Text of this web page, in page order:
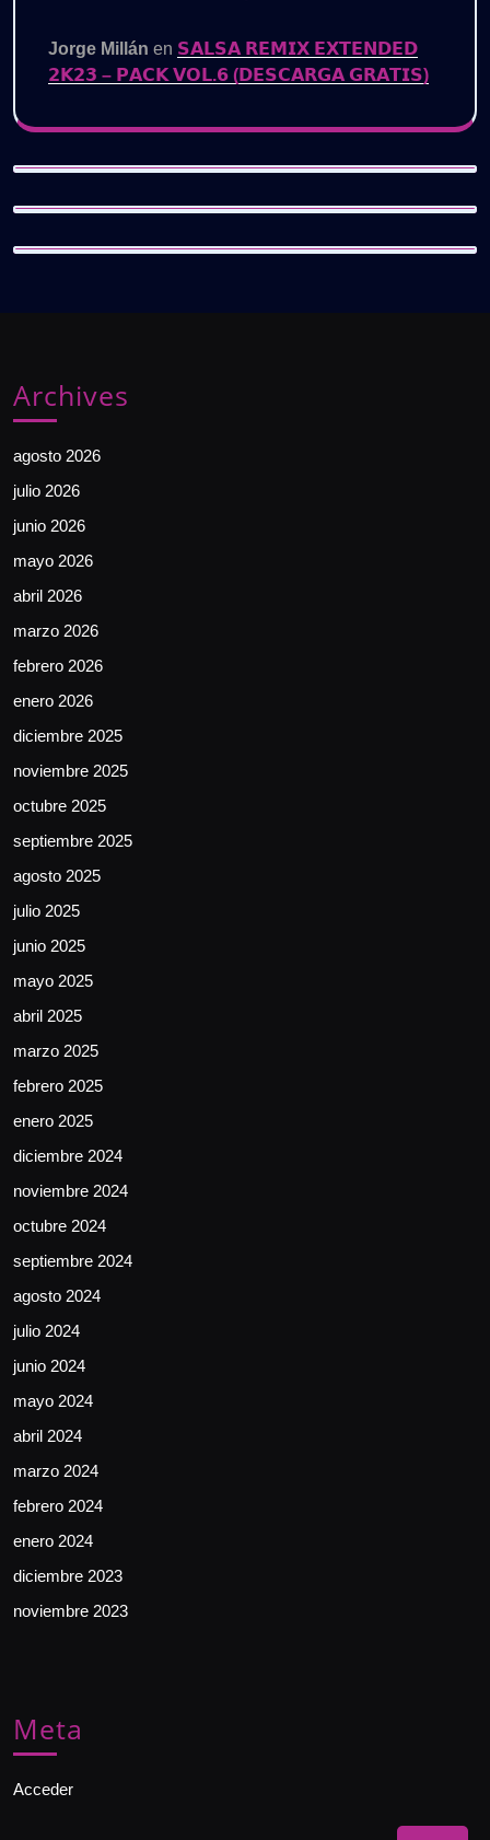
Jorge Millán en 𝗦𝗔𝗟𝗦𝗔 𝗥𝗘𝗠𝗜𝗫 𝗘𝗫𝗧𝗘𝗡𝗗𝗘𝗗
𝟮𝗞𝟮𝟯 – 𝗣𝗔𝗖𝗞 𝗩𝗢𝗟.𝟲 (𝗗𝗘𝗦𝗖𝗔𝗥𝗚𝗔 𝗚𝗥𝗔𝗧𝗜𝗦)
Archives
agosto 2026
julio 2026
junio 2026
mayo 2026
abril 2026
marzo 2026
febrero 2026
enero 2026
diciembre 2025
noviembre 2025
octubre 2025
septiembre 2025
agosto 2025
julio 2025
junio 2025
mayo 2025
abril 2025
marzo 2025
febrero 2025
enero 2025
diciembre 2024
noviembre 2024
octubre 2024
septiembre 2024
agosto 2024
julio 2024
junio 2024
mayo 2024
abril 2024
marzo 2024
febrero 2024
enero 2024
diciembre 2023
noviembre 2023
Meta
Acceder